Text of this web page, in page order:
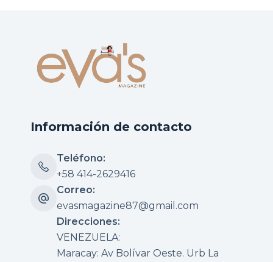
Información de contacto
Teléfono:
+58 414-2629416
Correo:
evasmagazine87@gmail.com
Direcciones:
VENEZUELA:
Maracay: Av Bolívar Oeste. Urb La